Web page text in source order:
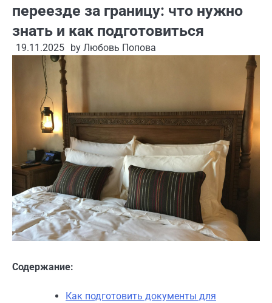
переезде за границу: что нужно
знать и как подготовиться
19.11.2025 by Любовь Попова
Содержание:
Как подготовить документы для